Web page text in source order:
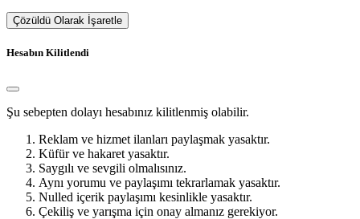
Çözüldü Olarak İşaretle
Hesabın Kilitlendi
Şu sebepten dolayı hesabınız kilitlenmiş olabilir.
Reklam ve hizmet ilanları paylaşmak yasaktır.
Küfür ve hakaret yasaktır.
Saygılı ve sevgili olmalısınız.
Aynı yorumu ve paylaşımı tekrarlamak yasaktır.
Nulled içerik paylaşımı kesinlikle yasaktır.
Çekiliş ve yarışma için onay almanız gerekiyor.